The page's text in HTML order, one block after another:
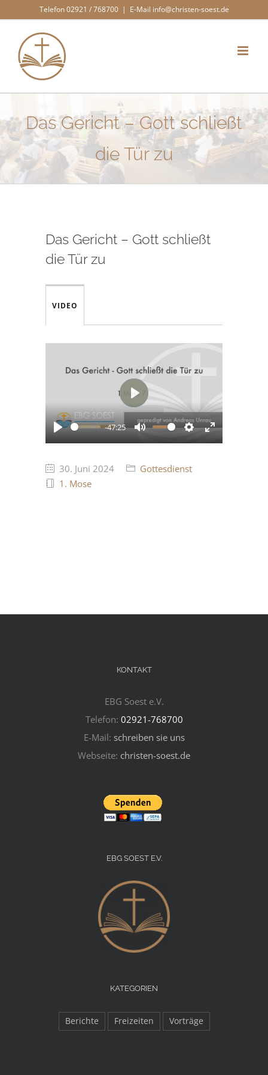
springen
Telefon 02921 / 768700 | E-Mail info@christen-soest.de
Das Gericht – Gott schließt
die Tür zu
Das Gericht – Gott schließt
die Tür zu
VIDEO
Play
-47:25
Mute Settings
Enter
Play
30. Juni 2024
Gottesdienst
1. Mose
KONTAKT
EBG Soest e.V.
Telefon: 02921-768700
E-Mail: schreiben sie uns
Webseite: christen-soest.de
EBG SOEST E.V.
KATEGORIEN
Berichte Freizeiten Vorträge